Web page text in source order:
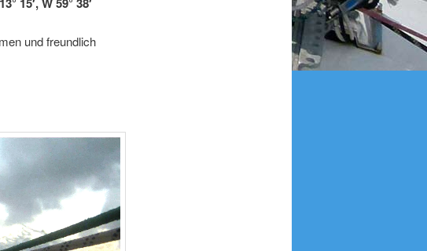
15′, W 59° 38′
und freundlich